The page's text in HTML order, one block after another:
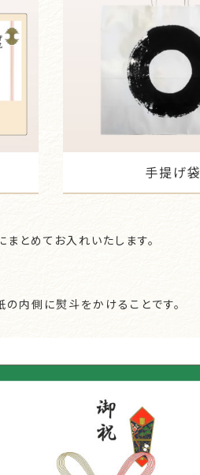
手提げ袋
とめてお入れいたします。
内側に熨斗をかけることです。